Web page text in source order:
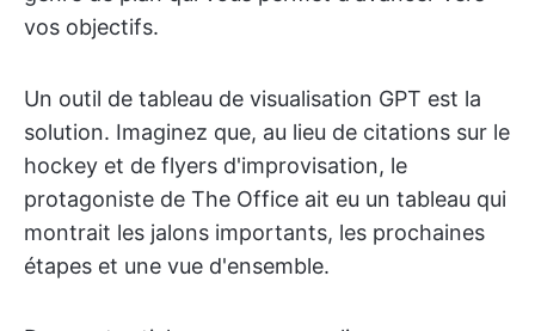
vos objectifs.
Un outil de tableau de visualisation GPT est la
solution. Imaginez que, au lieu de citations sur le
hockey et de flyers d'improvisation, le
protagoniste de The Office ait eu un tableau qui
montrait les jalons importants, les prochaines
étapes et une vue d'ensemble.